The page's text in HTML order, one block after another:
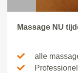
Massage NU
alle